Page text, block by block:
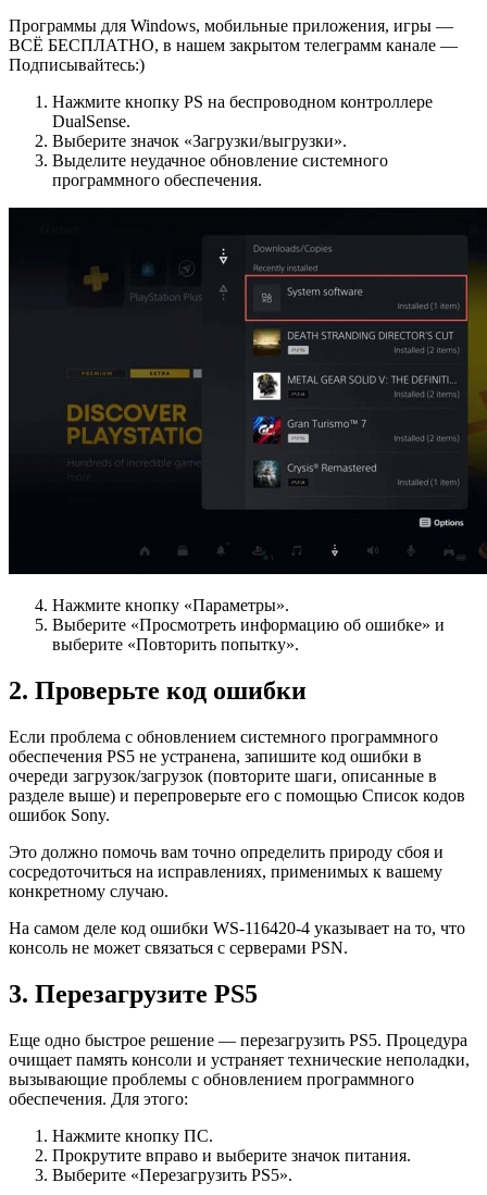
Программы для Windows, мобильные приложения, игры —
ВСЁ БЕСПЛАТНО, в нашем закрытом телеграмм канале —
Подписывайтесь:)
Нажмите кнопку PS на беспроводном контроллере
DualSense.
Выберите значок «Загрузки/выгрузки».
Выделите неудачное обновление системного
программного обеспечения.
Нажмите кнопку «Параметры».
Выберите «Просмотреть информацию об ошибке» и
выберите «Повторить попытку».
2. Проверьте код ошибки
Если проблема с обновлением системного программного
обеспечения PS5 не устранена, запишите код ошибки в
очереди загрузок/загрузок (повторите шаги, описанные в
разделе выше) и перепроверьте его с помощью Список кодов
ошибок Sony.
Это должно помочь вам точно определить природу сбоя и
сосредоточиться на исправлениях, применимых к вашему
конкретному случаю.
На самом деле код ошибки WS-116420-4 указывает на то, что
консоль не может связаться с серверами PSN.
3. Перезагрузите PS5
Еще одно быстрое решение — перезагрузить PS5. Процедура
очищает память консоли и устраняет технические неполадки,
вызывающие проблемы с обновлением программного
обеспечения. Для этого:
Нажмите кнопку ПС.
Прокрутите вправо и выберите значок питания.
Выберите «Перезагрузить PS5».